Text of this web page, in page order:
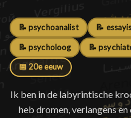
📝 psychoanalist 📝
📝 psycholoog 📝
📅 20e eeuw
Ik ben in de labyrintische
heb dromen, verlangens